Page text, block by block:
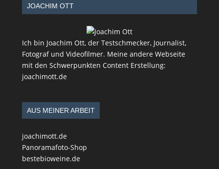
JOACHIM OTT
Ich bin Joachim Ott, der Testschmecker, Journalist,
Fotograf und Videofilmer. Meine andere Webseite
mit den Schwerpunkten Content Erstellung:
joachimott.de
AUS MEINER ARBEIT
joachimott.de
Panoramafoto-Shop
bestebioweine.de